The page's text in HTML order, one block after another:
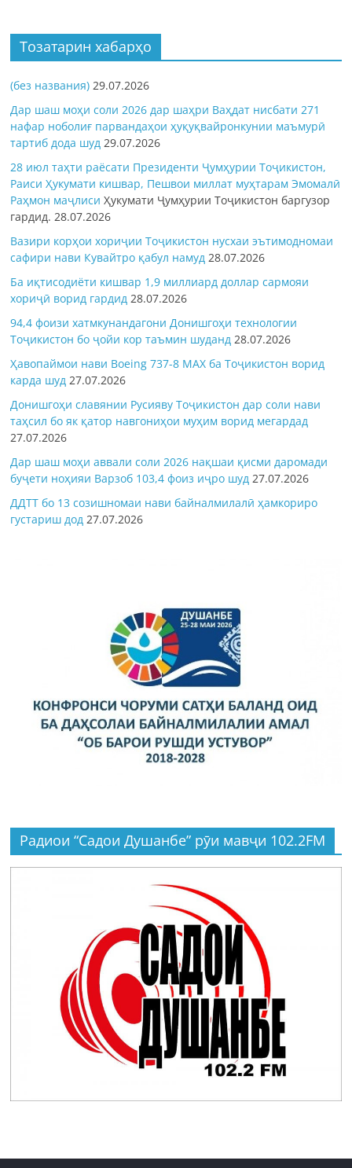
Тозатарин хабарҳо
(без названия) 29.07.2026
Дар шаш моҳи соли 2026 дар шаҳри Ваҳдат нисбати 271
нафар ноболиғ парвандаҳои ҳуқуқвайронкунии маъмурӣ
тартиб дода шуд 29.07.2026
28 июл таҳти раёсати Президенти Ҷумҳурии Тоҷикистон,
Раиси Ҳукумати кишвар, Пешвои миллат муҳтарам Эмомалӣ
Раҳмон маҷлисиҲукумати Ҷумҳурии Тоҷикистон баргузор
гардид.28.07.2026
Вазири корҳои хориҷии Тоҷикистон нусхаи эътимодномаи
сафири нави Кувайтро қабул намуд 28.07.2026
Ба иқтисодиёти кишвар 1,9 миллиард доллар сармояи
хориҷӣ ворид гардид 28.07.2026
94,4 фоизи хатмкунандагони Донишгоҳи технологии
Тоҷикистон бо ҷойи кор таъмин шуданд 28.07.2026
Ҳавопаймои нави Boeing 737-8 MAX ба Тоҷикистон ворид
карда шуд 27.07.2026
Донишгоҳи славянии Русияву Тоҷикистон дар соли нави
таҳсил бо як қатор навгониҳои муҳим ворид мегардад
27.07.2026
Дар шаш моҳи аввали соли 2026 нақшаи қисми даромади
буҷети ноҳияи Варзоб 103,4 фоиз иҷро шуд 27.07.2026
ДДТТ бо 13 созишномаи нави байналмилалӣ ҳамкориро
густариш дод 27.07.2026
Радиои “Садои Душанбе” рӯи мавҷи 102.2FM